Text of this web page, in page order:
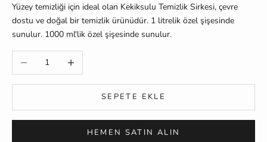
Yüzey temizliği için ideal olan Kekiksulu Temizlik Sirkesi, çevre
dostu ve doğal bir temizlik ürünüdür. 1 litrelik özel şişesinde
sunulur. 1000 ml'lik özel şişesinde sunulur.
Miktarı azalt Miktarı artır
SEPETE EKLE
HEMEN SATIN ALIN